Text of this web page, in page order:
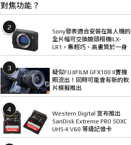
對焦功能？
2
Sony發表適合安裝在無人機的
全片幅可交換鏡頭相機ILX-
LR1，集輕巧、高畫質於一身
3
疑似FUJIFILM GFX100 II實機
照流出！同時可能會有新的軟
片模擬推出
4
Western Digital 宣布推出
SanDisk Extreme PRO SDXC
UHS-II V60 等級記憶卡